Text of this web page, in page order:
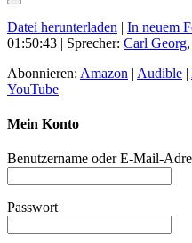
Datei herunterladen | In neuem
01:50:43 | Sprecher: Carl Georg,
Abonnieren: Amazon | Audible |
YouTube
Mein Konto
Benutzername oder E-Mail-
Passwort